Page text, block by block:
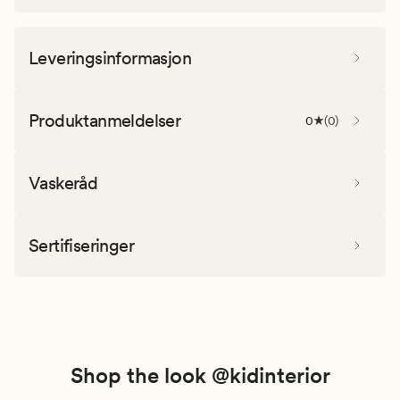
Leveringsinformasjon
Produktanmeldelser 0 (0)
Vaskeråd
Sertifiseringer
Shop the look @kidinterior